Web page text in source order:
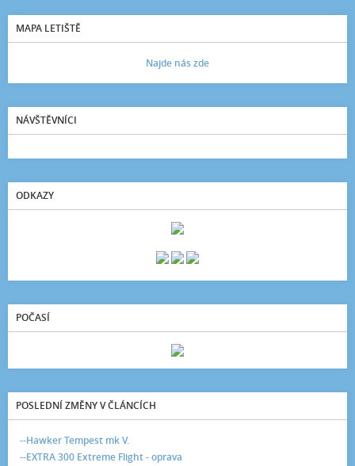
MAPA LETIŠTĚ
Najde nás zde
NÁVŠTĚVNÍCI
ODKAZY
POČASÍ
POSLEDNÍ ZMĚNY V ČLÁNCÍCH
--Hawker Tempest mk V.
--EXTRA 300 Extreme Flight - oprava